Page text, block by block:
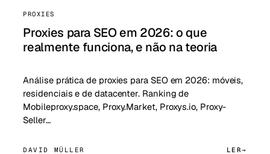
PROXIES
Proxies para SEO em 2026: o que
realmente funciona, e não na teoria
Análise prática de proxies para SEO em 2026: móveis,
residenciais e de datacenter. Ranking de
Mobileproxy.space, Proxy.Market, Proxys.io, Proxy-
Seller…
DAVID MÜLLER LER